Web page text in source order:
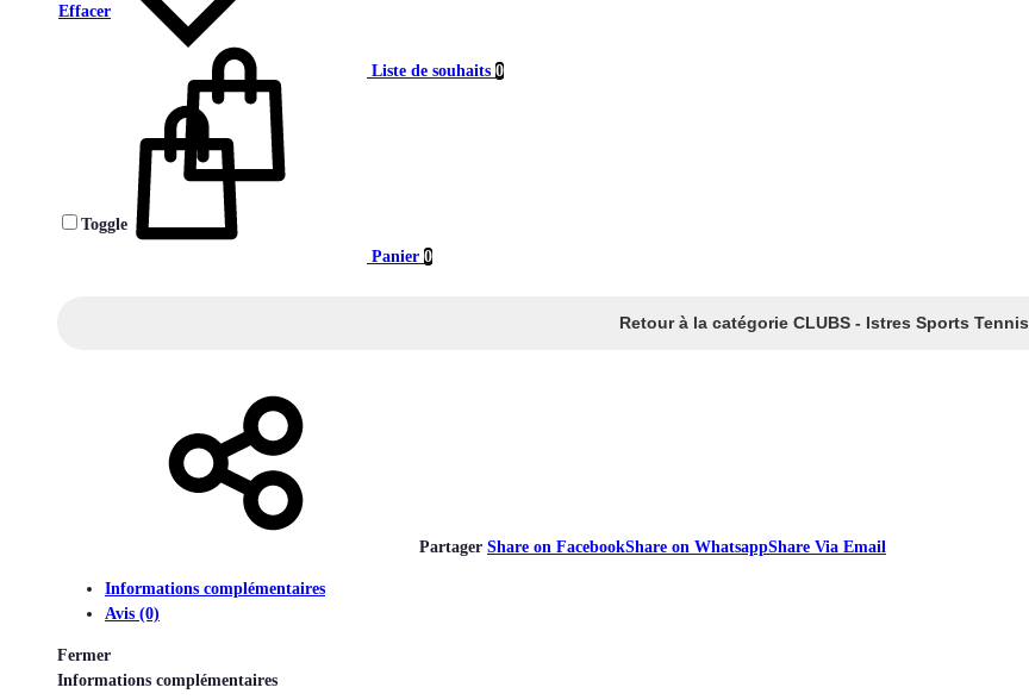
Liste de souhaits 0
Panier 0
Effacer
Toggle
Retour à la catégorie CLUBS - Istres Sports Tennis
Partager Share on FacebookShare on WhatsappShare Via Email
Informations complémentaires
Avis (0)
Fermer
Informations complémentaires